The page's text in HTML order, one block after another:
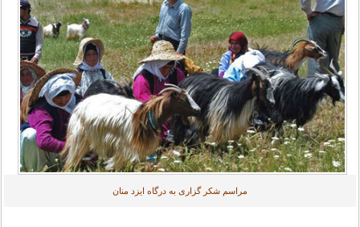
مراسم شکر گزاری به درگاه ایزد منان